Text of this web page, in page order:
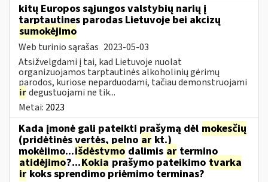
kitų Europos sąjungos valstybių narių į
tarptautines parodas Lietuvoje bei akcizų
sumokėjimo
Web turinio sąrašas 2023-05-03
Atsižvelgdami į tai, kad Lietuvoje nuolat
organizuojamos tarptautinės alkoholinių gėrimų
parodos, kuriose neparduodami, tačiau demonstruojami
irdegustuojami ne tik...
Metai: 2023
Kada įmonė gali pateikti prašymą dėl mokesčių
(pridėtinės vertės, pelno ar kt.)
mokėjimo...išdėstymo dalimis ar termino
atidėjimo?...Kokiaprašymo pateikimo tvarka
irkoks sprendimo priėmimo terminas?